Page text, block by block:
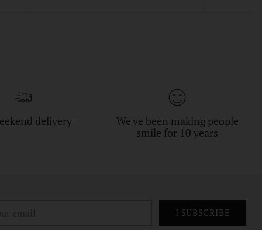
delivery
We've been making people
smile for 10 years
I SUBSCRIBE